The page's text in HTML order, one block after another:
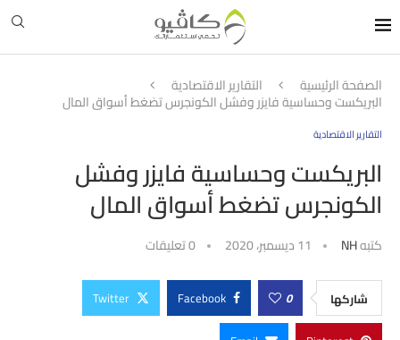
الصفحة الرئيسية التقارير الاقتصادية
البريكست وحساسية فايزر وفشل الكونجرس تضغط أسواق المال
التقارير الاقتصادية
البريكست وحساسية فايزر وفشل
الكونجرس تضغط أسواق المال
كتبهNH 11 ديسمبر، 2020 0 تعليقات
شاركها 0
Facebook
Twitter